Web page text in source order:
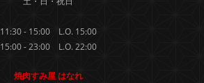
11:30 - 15:00 L.O. 15:00
15:00 - 23:00 L.O. 22:00
焼肉すみ屋 はなれ